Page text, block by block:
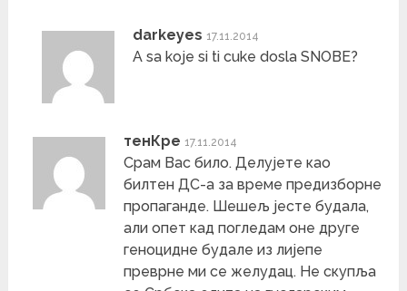
darkeyes 17.11.2014
A sa koje si ti cuke dosla SNOBE?
тенКре 17.11.2014
Срам Вас било. Делујете као
билтен ДС-а за време предизборне
пропаганде. Шешељ јесте будала,
али опет кад погледам оне друге
геноцидне будале из лијепе
преврне ми се желудац. Не скупља